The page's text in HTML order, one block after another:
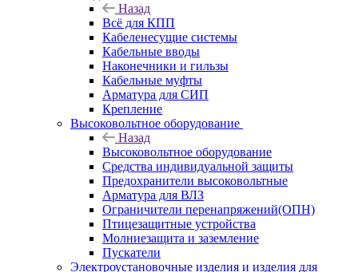
Назад
Всё для КПП
Кабеленесущие системы
Кабельные вводы
Наконечники и гильзы
Кабельные муфты
Арматура для СИП
Крепление
Высоковольтное оборудование
Назад
Высоковольтное оборудование
Средства индивидуальной защиты
Предохранители высоковольтные
Арматура для ВЛЗ
Ограничители перенапряжений(ОПН)
Птицезащитные устройства
Молниезащита и заземление
Пускатели
Электроустановочные изделия и изделия для